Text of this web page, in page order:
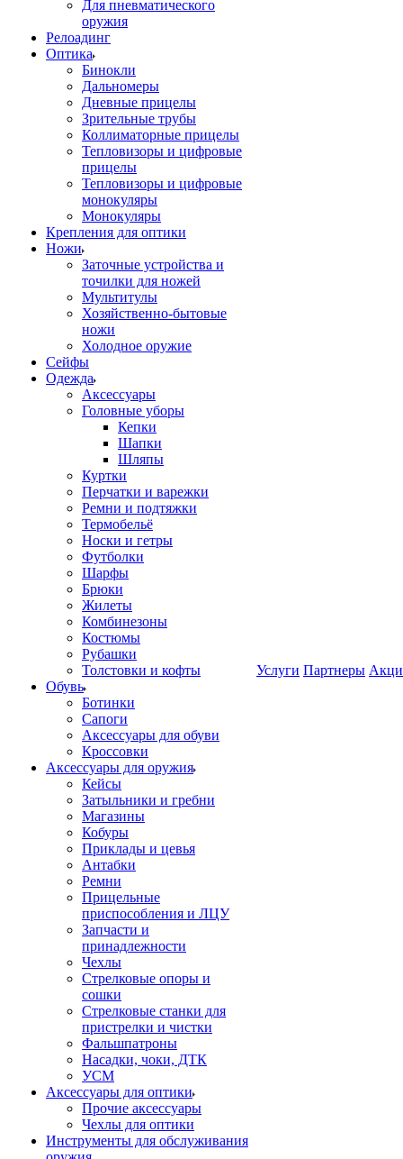
Для пневматического
оружия
Релоадинг
Оптика
Бинокли
Дальномеры
Дневные прицелы
Зрительные трубы
Коллиматорные прицелы
Тепловизоры и цифровые
прицелы
Тепловизоры и цифровые
монокуляры
Монокуляры
Крепления для оптики
Ножи
Заточные устройства и
точилки для ножей
Мультитулы
Хозяйственно-бытовые
ножи
Холодное оружие
Сейфы
Одежда
Аксессуары
Головные уборы
Кепки
Шапки
Шляпы
Куртки
Перчатки и варежки
Ремни и подтяжки
Термобельё
Носки и гетры
Футболки
Шарфы
Брюки
Жилеты
Комбинезоны
Костюмы
Рубашки
Толстовки и кофты
Обувь
Ботинки
Сапоги
Аксессуары для обуви
Кроссовки
Аксессуары для оружия
Кейсы
Затыльники и гребни
Магазины
Кобуры
Приклады и цевья
Антабки
Ремни
Прицельные
приспособления и ЛЦУ
Запчасти и
принадлежности
Чехлы
Стрелковые опоры и
сошки
Стрелковые станки для
пристрелки и чистки
Фальшпатроны
Насадки, чоки, ДТК
УСМ
Аксессуары для оптики
Прочие аксессуары
Чехлы для оптики
Инструменты для обслуживания
Услуги Партнеры